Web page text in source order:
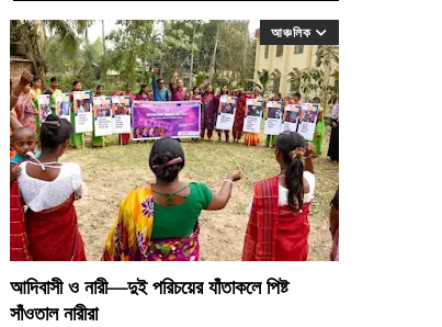
আঞ্চলিক
আদিবাসী ও নারী—দুই পরিচয়ের যাঁতাকলে পিষ্ট
সাঁওতাল নারীরা